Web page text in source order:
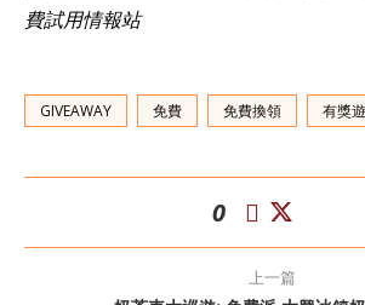
費試用情報站
GIVEAWAY 免費 免費換領 有獎
0
上一篇